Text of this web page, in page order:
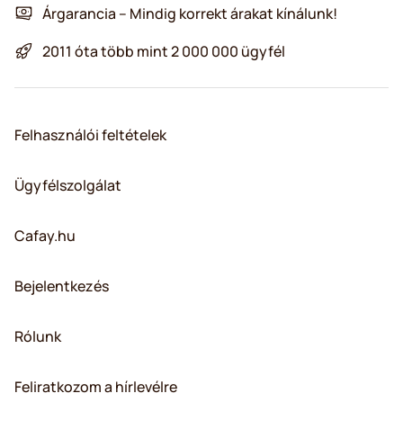
Árgarancia – Mindig korrekt árakat kínálunk!
2011 óta több mint 2 000 000 ügyfél
Felhasználói feltételek
Ügyfélszolgálat
Cafay.hu
Bejelentkezés
Rólunk
Feliratkozom a hírlevélre